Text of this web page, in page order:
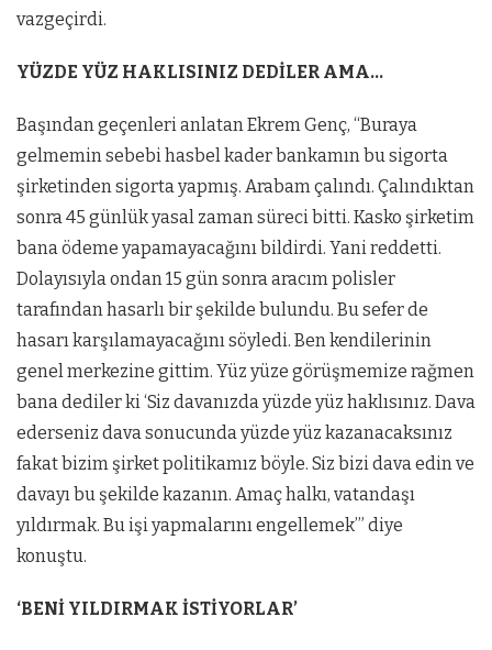
vazgeçirdi.
YÜZDE YÜZ HAKLISINIZ DEDİLER AMA…
Başından geçenleri anlatan Ekrem Genç, “Buraya
gelmemin sebebi hasbel kader bankamın bu sigorta
şirketinden sigorta yapmış. Arabam çalındı. Çalındıktan
sonra 45 günlük yasal zaman süreci bitti. Kasko şirketim
bana ödeme yapamayacağını bildirdi. Yani reddetti.
Dolayısıyla ondan 15 gün sonra aracım polisler
tarafından hasarlı bir şekilde bulundu. Bu sefer de
hasarı karşılamayacağını söyledi. Ben kendilerinin
genel merkezine gittim. Yüz yüze görüşmemize rağmen
bana dediler ki ‘Siz davanızda yüzde yüz haklısınız. Dava
ederseniz dava sonucunda yüzde yüz kazanacaksınız
fakat bizim şirket politikamız böyle. Siz bizi dava edin ve
davayı bu şekilde kazanın. Amaç halkı, vatandaşı
yıldırmak. Bu işi yapmalarını engellemek’” diye
konuştu.
‘BENİ YILDIRMAK İSTİYORLAR’